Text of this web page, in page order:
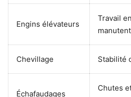
Engins élévateurs
Travail
Chevillage Stabilité
Échafaudages
Chutes